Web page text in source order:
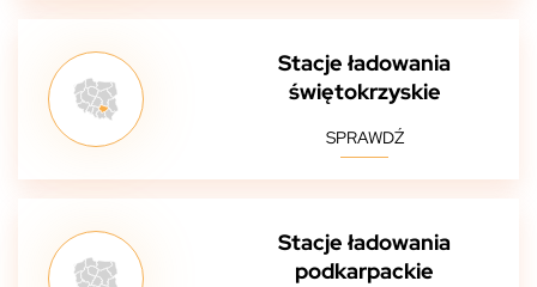
Stacje ładowania
świętokrzyskie
SPRAWDŹ
Stacje ładowania
podkarpackie